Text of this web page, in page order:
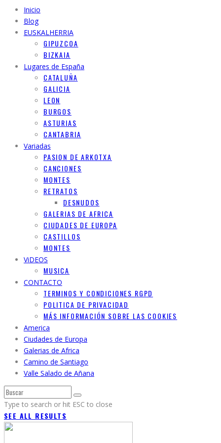
Inicio
Blog
EUSKALHERRIA
GIPUZCOA
BIZKAIA
Lugares de España
CATALUÑA
GALICIA
LEON
BURGOS
ASTURIAS
CANTABRIA
Variadas
PASION DE ARKOTXA
CANCIONES
MONTES
RETRATOS
DESNUDOS
GALERIAS DE AFRICA
CIUDADES DE EUROPA
CASTILLOS
MONTES
ViDEOS
MUSICA
CONTACTO
TERMINOS Y CONDICIONES RGPD
POLITICA DE PRIVACIDAD
MÁS INFORMACIÓN SOBRE LAS COOKIES
America
Ciudades de Europa
Galerias de Africa
Camino de Santiago
Valle Salado de Añana
Type to search or hit ESC to close
SEE ALL RESULTS